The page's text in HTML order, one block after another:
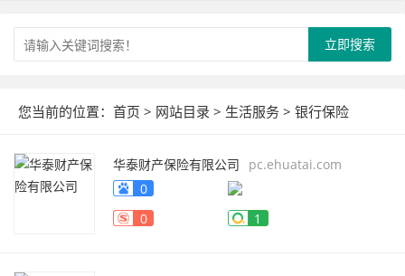
立即搜索
您当前的位置： 首页 > 网站目录 > 生活服务 > 银行保险
华泰财产保险有限公司
pc.ehuatai.com
0
0
1